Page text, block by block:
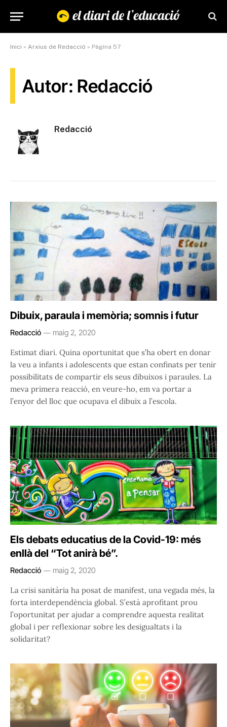
Inici » Arxius de Redacció » Pàgina 57
Autor: Redacció
Redacció
Dibuix, paraula i memòria; somnis i futur
Redacció maig 2, 2020
Estimat diari. Quina oportunitat que s’ha obert en donar
la veu a infants i adolescents que estan confinats per tenir
possibilitats de compartir els seus dibuixos i paraules. La
meva primera reacció, en veure-ho, em va portar a
l’enyor del lloc que ocupava el dibuix a l’escola.
Els debats educatius de la Covid-19: més
enllà del “Tot anirà bé”.
Redacció maig 2, 2020
La crisi sanitària ha posat de manifest, una vegada més, la
forta interdependència global. S’està aprofitant prou
l’oportunitat per ajudar a comprendre aquesta realitat
global i per reflexionar sobre les desigualtats i la
solidaritat?